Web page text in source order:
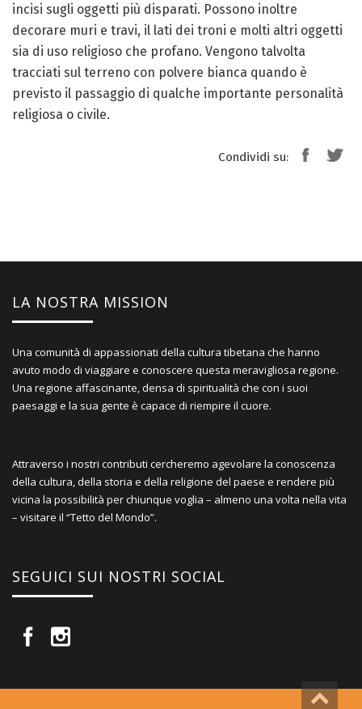
incisi sugli oggetti più disparati. Possono inoltre
decorare muri e travi, il lati dei troni e molti altri oggetti
sia di uso religioso che profano. Vengono talvolta
tracciati sul terreno con polvere bianca quando è
previsto il passaggio di qualche importante personalità
religiosa o civile.
Condividi su:
LA NOSTRA MISSION
Una comunità di appassionati della cultura tibetana che hanno
avuto modo di viaggiare e conoscere questa meravigliosa regione.
Una regione affascinante, densa di spiritualità che con i suoi
paesaggi e la sua gente è capace di riempire il cuore.
Attraverso i nostri contributi cercheremo agevolare la conoscenza
della cultura, della storia e della religione del paese e rendere più
vicina la possibilità per chiunque voglia – almeno una volta nella vita
– visitare il “Tetto del Mondo”.
SEGUICI SUI NOSTRI SOCIAL